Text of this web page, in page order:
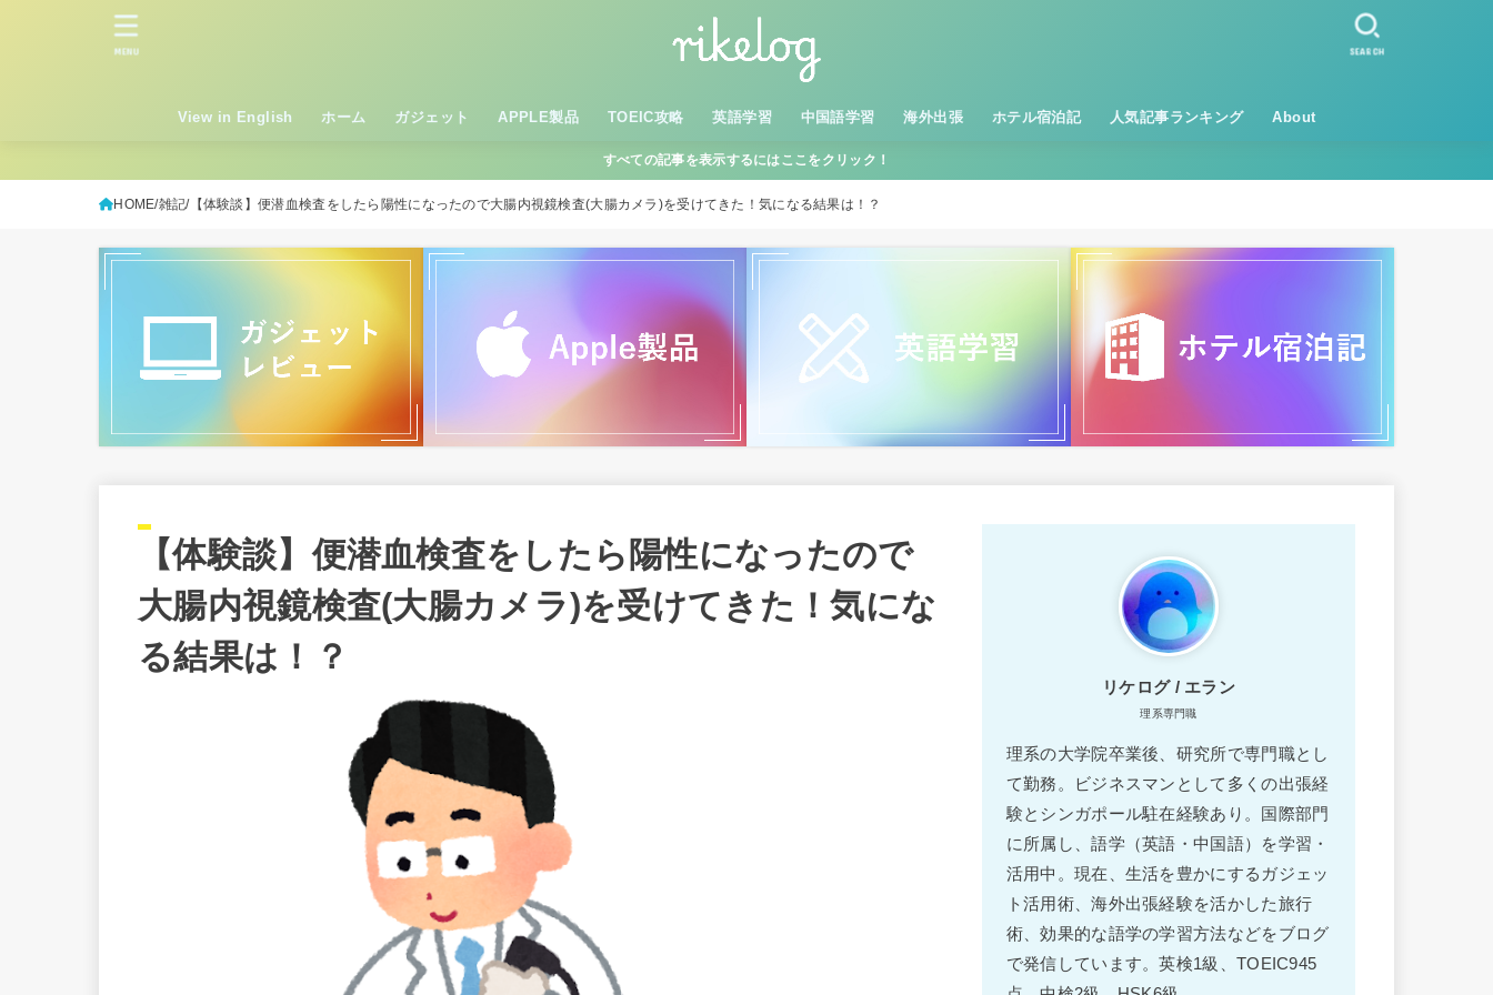
View in English ホーム ガジェット APPLE製品 TOEIC攻略 英語学習 中国語学習 海外出張 ホテル宿泊記 人気記事ランキング About
SEARCH
MENU
すべての記事を表示するにはここをクリック！
HOME 雑記 【体験談】便潜血検査をしたら陽性になったので大腸内視鏡検査(大腸カメラ)を受けてきた！気になる結果は！？
【体験談】便潜血検査をしたら陽性になったので
大腸内視鏡検査(大腸カメラ)を受けてきた！気にな
る結果は！？
リケログ / エラン
理系専門職
理系の大学院卒業後、研究所で専門職とし
て勤務。ビジネスマンとして多くの出張経
験とシンガポール駐在経験あり。国際部門
に所属し、語学（英語・中国語）を学習・
活用中。現在、生活を豊かにするガジェッ
ト活用術、海外出張経験を活かした旅行
術、効果的な語学の学習方法などをブログ
で発信しています。英検1級、TOEIC945